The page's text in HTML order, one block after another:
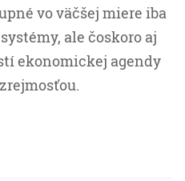
vo väčšej miere iba
ale čoskoro aj
ekonomickej agendy